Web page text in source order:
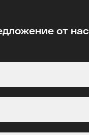
от нас